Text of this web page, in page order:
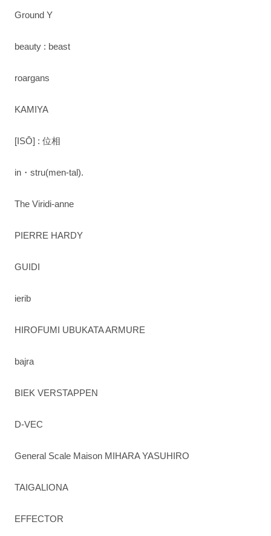
Ground Y
beauty : beast
roargans
KAMIYA
[ISŌ] : 位相
in・stru(men-tal).
The Viridi-anne
PIERRE HARDY
GUIDI
ierib
HIROFUMI UBUKATA ARMURE
bajra
BIEK VERSTAPPEN
D-VEC
General Scale Maison MIHARA YASUHIRO
TAIGALIONA
EFFECTOR